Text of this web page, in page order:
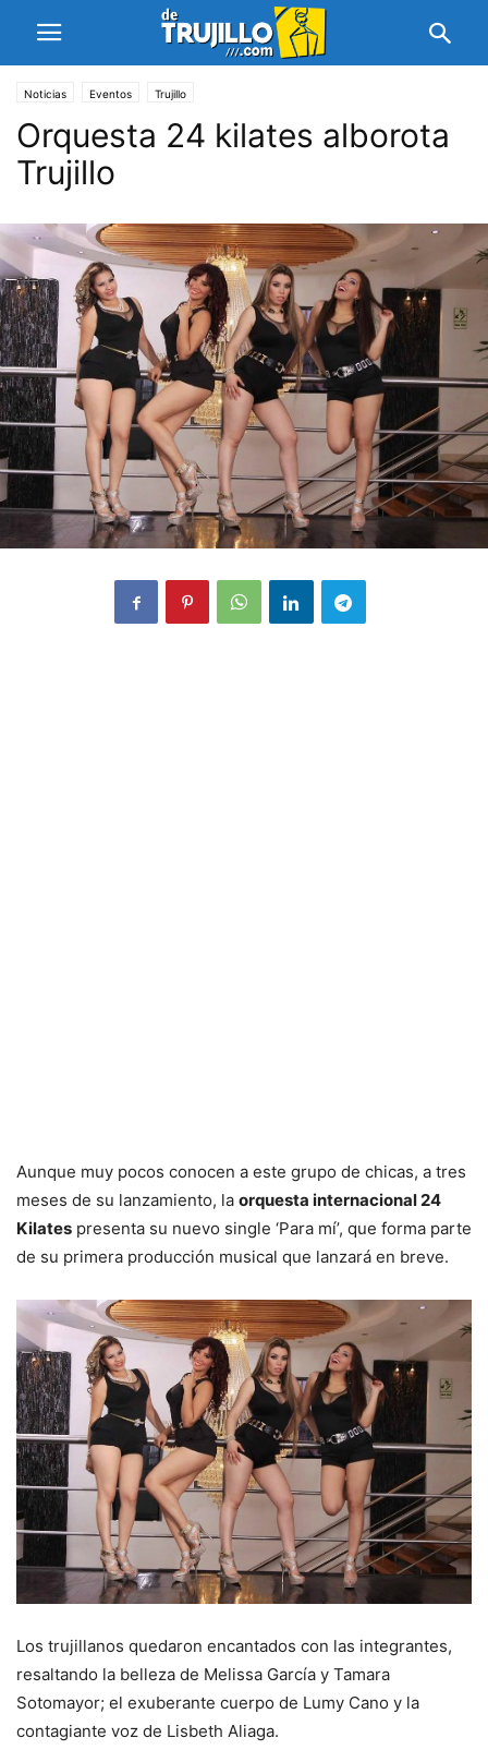
Noticias Eventos Trujillo
Orquesta 24 kilates alborota
Trujillo
Aunque muy pocos conocen a este grupo de chicas, a tres
meses de su lanzamiento, la orquesta internacional 24
Kilates presenta su nuevo single ‘Para mí’, que forma parte
de su primera producción musical que lanzará en breve.
Los trujillanos quedaron encantados con las integrantes,
resaltando la belleza de Melissa García y Tamara
Sotomayor; el exuberante cuerpo de Lumy Cano y la
contagiante voz de Lisbeth Aliaga.